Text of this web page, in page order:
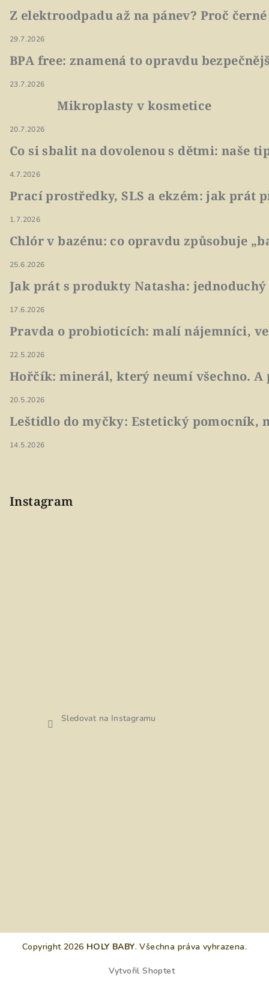
Z elektroodpadu až na pánev? Proč
29.7.2026
BPA free: znamená to opravdu
23.7.2026
Mikroplasty v kosmetice
20.7.2026
Co si sbalit na dovolenou s dětmi: naše
4.7.2026
Prací prostředky, SLS a ekzém: jak prát
1.7.2026
Chlór v bazénu: co opravdu způsobuje
25.6.2026
Jak prát s produkty Natasha:
17.6.2026
Pravda o probioticích: malí nájemníci,
22.5.2026
Hořčík: minerál, který neumí všechno.
20.5.2026
Leštidlo do myčky: Estetický pomocník,
14.5.2026
Instagram
Sledovat na Instagramu
Copyright 2026 HOLY BABY. Všechna práva vyhrazena.
Vytvořil Shoptet